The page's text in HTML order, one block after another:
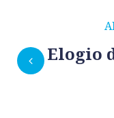
Elogio